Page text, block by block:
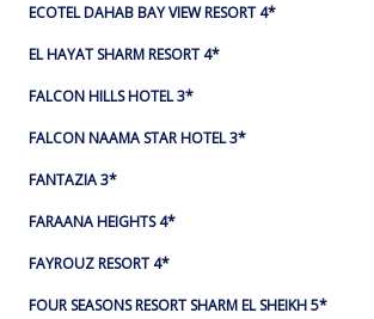
ECOTEL DAHAB BAY VIEW RESORT 4*
EL HAYAT SHARM RESORT 4*
FALCON HILLS HOTEL 3*
FALCON NAAMA STAR HOTEL 3*
FANTAZIA 3*
FARAANA HEIGHTS 4*
FAYROUZ RESORT 4*
FOUR SEASONS RESORT SHARM EL SHEIKH 5*